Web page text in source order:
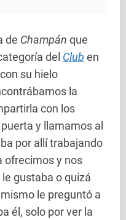
de Champán que
del Club en
su hielo
la
con los
y llamamos al
por allí trabajando
ofrecimos y nos
gustaba o quizá
le preguntó a
él, solo por ver la